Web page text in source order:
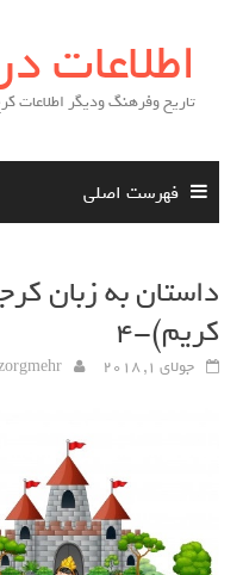
contentاطلاعات
تاریخ وفرهنگ ودیگر اطلاعات
فهرست اصلی
داستان به زبان
كريم)-4
جولای 1, 2018